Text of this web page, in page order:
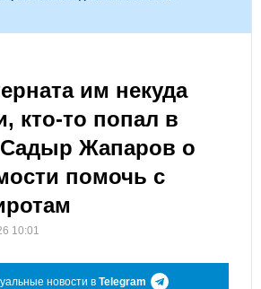
им некуда
кто-то попал в
Жапаров о
помочь с
10:01
новости в Telegram